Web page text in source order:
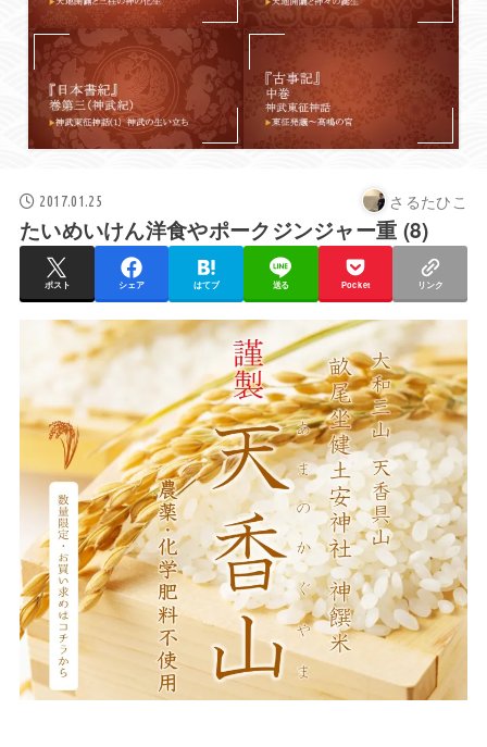
2017.01.25 さるたひこ
たいめいけん洋食やポークジンジャー重 (8)
ポスト シェア はてブ 送る Pocket リンク